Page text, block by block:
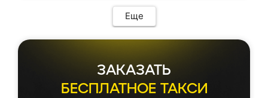
Еще
ЗАКАЗАТЬ
БЕСПЛАТНОЕ ТАКСИ